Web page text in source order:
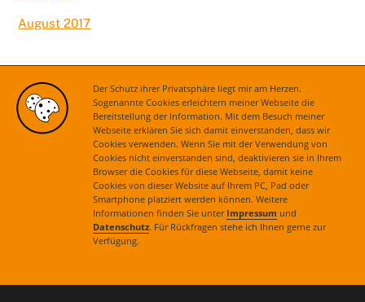
Der Schutz ihrer Privatsphäre liegt mir am Herzen.
Sogenannte Cookies erleichtern meiner Webseite die
Bereitstellung der Information. Mit dem Besuch meiner
Webseite erklären Sie sich damit einverstanden, dass wir
Cookies verwenden. Wenn Sie mit der Verwendung von
Cookies nicht einverstanden sind, deaktivieren sie in Ihrem
Browser die Cookies für diese Webseite, damit keine
Cookies von dieser Website auf Ihrem PC, Pad oder
Smartphone platziert werden können. Weitere
Informationen finden Sie unter Impressum und
Datenschutz. Für Rückfragen stehe ich Ihnen gerne zur
Verfügung.
August 2017
Kategorien
Aktuelles